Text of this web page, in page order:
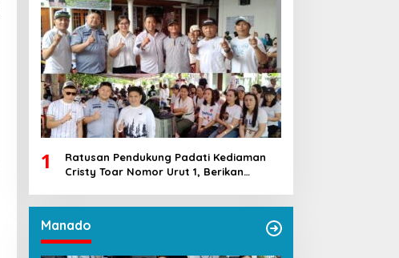
1
Ratusan Pendukung Padati Kediaman
Cristy Toar Nomor Urut 1, Berikan
Manado